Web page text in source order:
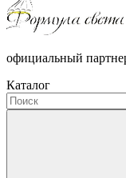
официальный
Каталог